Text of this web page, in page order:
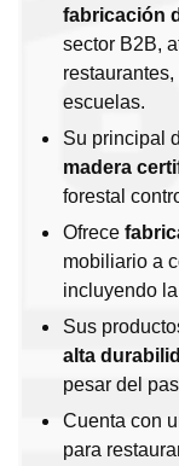
fabricación
sector B2B,
escuelas.
Su principal
madera
forestal
Ofrece
mobiliario a
incluyendo
Sus
alta
pesar del
Cuenta con
para